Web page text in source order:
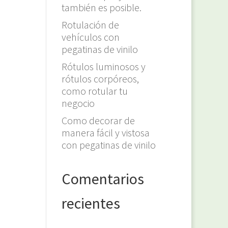
también es posible.
Rotulación de
vehículos con
pegatinas de vinilo
Rótulos luminosos y
rótulos corpóreos,
como rotular tu
negocio
Como decorar de
manera fácil y vistosa
con pegatinas de vinilo
Comentarios
recientes